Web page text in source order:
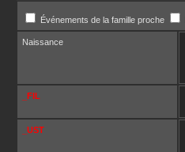
Événements de la famille proche
Naissance
_FIL
_UST